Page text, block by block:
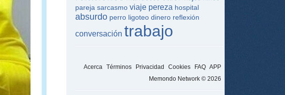
pareja sarcasmo viaje pereza hospital
absurdo perro ligoteo dinero reflexión
conversación trabajo
Acerca Términos Privacidad Cookies FAQ APP
Memondo Network © 2026